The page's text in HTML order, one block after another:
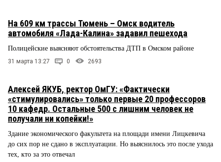
На 609 км трассы Тюмень – Омск водитель
автомобиля «Лада-Калина» задавил пешехода
Полицейские выясняют обстоятельства ДТП в Омском районе
31 марта 13:27 0 2693
Алексей ЯКУБ, ректор ОмГУ: «Фактически
«стимулировались» только первые 20 профессоров
10 кафедр. Остальные 500 с лишним человек не
получали ни копейки!»
Здание экономического факультета на площади имени Лицкевича
до сих пор не сдано в эксплуатации. Но выяснилось это после ухода
тех, кто за это отвечал